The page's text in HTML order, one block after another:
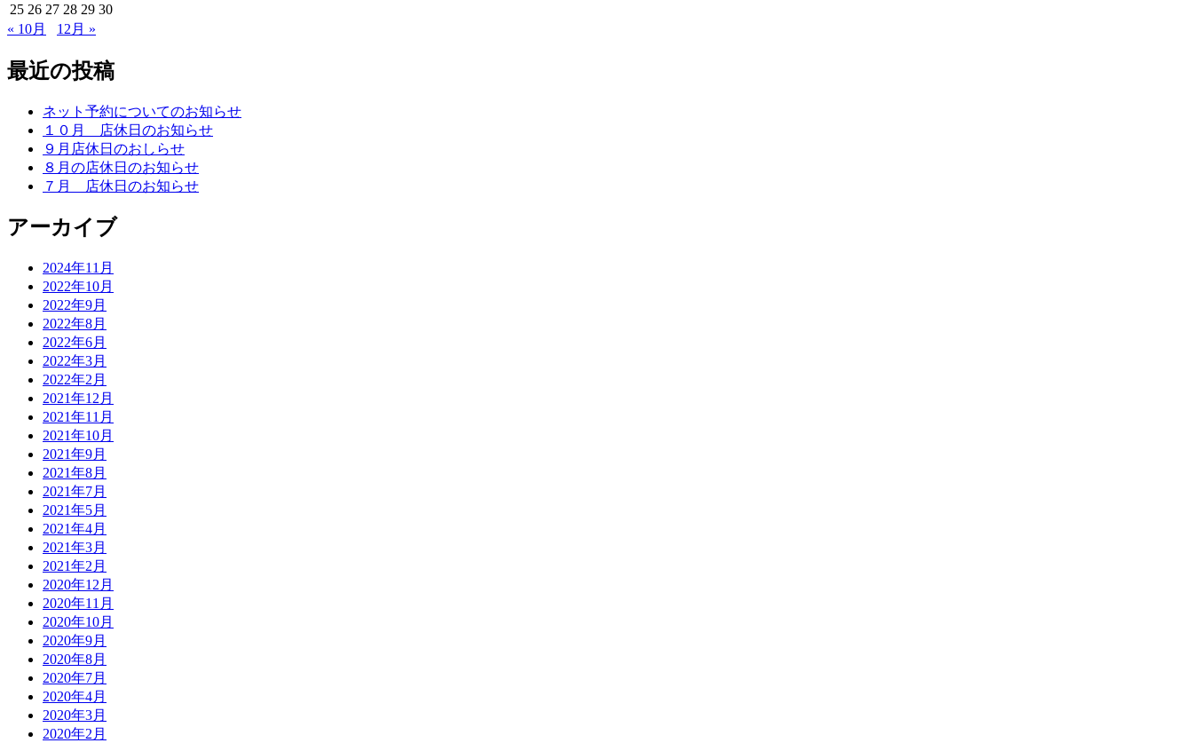
25 26 27 28 29 30
« 10月
12月 »
最近の投稿
ネット予約についてのお知らせ
１０月 店休日のお知らせ
９月店休日のおしらせ
８月の店休日のお知らせ
７月 店休日のお知らせ
アーカイブ
2024年11月
2022年10月
2022年9月
2022年8月
2022年6月
2022年3月
2022年2月
2021年12月
2021年11月
2021年10月
2021年9月
2021年8月
2021年7月
2021年5月
2021年4月
2021年3月
2021年2月
2020年12月
2020年11月
2020年10月
2020年9月
2020年8月
2020年7月
2020年4月
2020年3月
2020年2月